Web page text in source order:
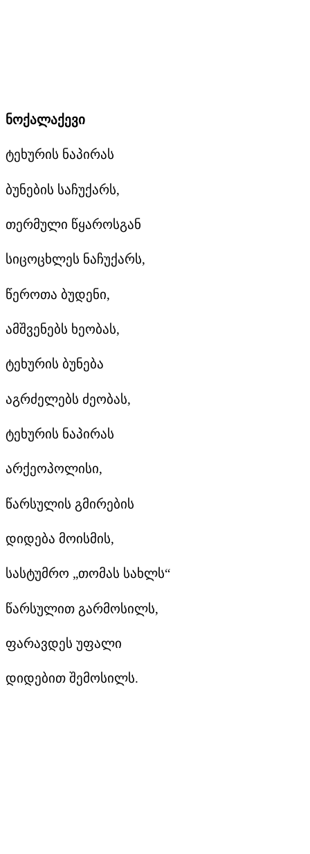
ნოქალაქევი
ტეხურის ნაპირას
ბუნების საჩუქარს,
თერმული წყაროსგან
სიცოცხლეს ნაჩუქარს,
წეროთა ბუდენი,
ამშვენებს ხეობას,
ტეხურის ბუნება
აგრძელებს ძეობას,
ტეხურის ნაპირას
არქეოპოლისი,
წარსულის გმირების
დიდება მოისმის,
სასტუმრო „თომას სახლს“
წარსულით გარმოსილს,
ფარავდეს უფალი
დიდებით შემოსილს.